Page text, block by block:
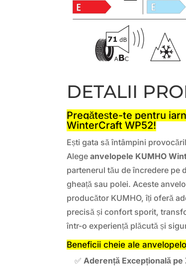
DETALII
Pregătește-te pentru
WinterCraft WP52!
Ești gata să întâmpini
Alegeanvelopele KUMHO
partenerul tău de încredere pe
gheață sau polei. Aceste
producător KUMHO, îți oferă
precisă și confort sporit,
într-o experiență plăcută și
Beneficii cheie ale
✅ Aderență Excepțională pe